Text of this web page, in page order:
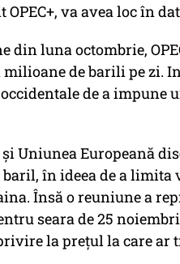
va avea loc în
din luna octombrie,
milioane de barili pe zi.
de a impune
Uniunea Europeană
baril, în ideea de a
Însă o reuniune a
seara de 25
la preţul la care ar